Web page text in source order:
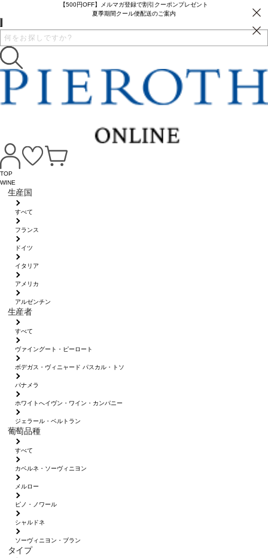
【500円OFF】メルマガ登録で割引クーポンプレゼント
夏季期間クール便配送のご案内
TOP
WINE
生産国
すべて
フランス
ドイツ
イタリア
アメリカ
アルゼンチン
生産者
すべて
ヴァイングート・ピーロート
ボデガス・ヴィニャード パスカル・トソ
パナメラ
ホワイトへイヴン・ワイン・カンパニー
ジェラール・ベルトラン
葡萄品種
すべて
カベルネ・ソーヴィニヨン
メルロー
ピノ・ノワール
シャルドネ
ソーヴィニヨン・ブラン
タイプ